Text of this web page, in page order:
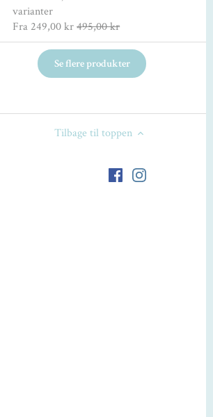
varianter
Fra 249,00 kr 495,00 kr
Se flere produkter
Tilbage til toppen